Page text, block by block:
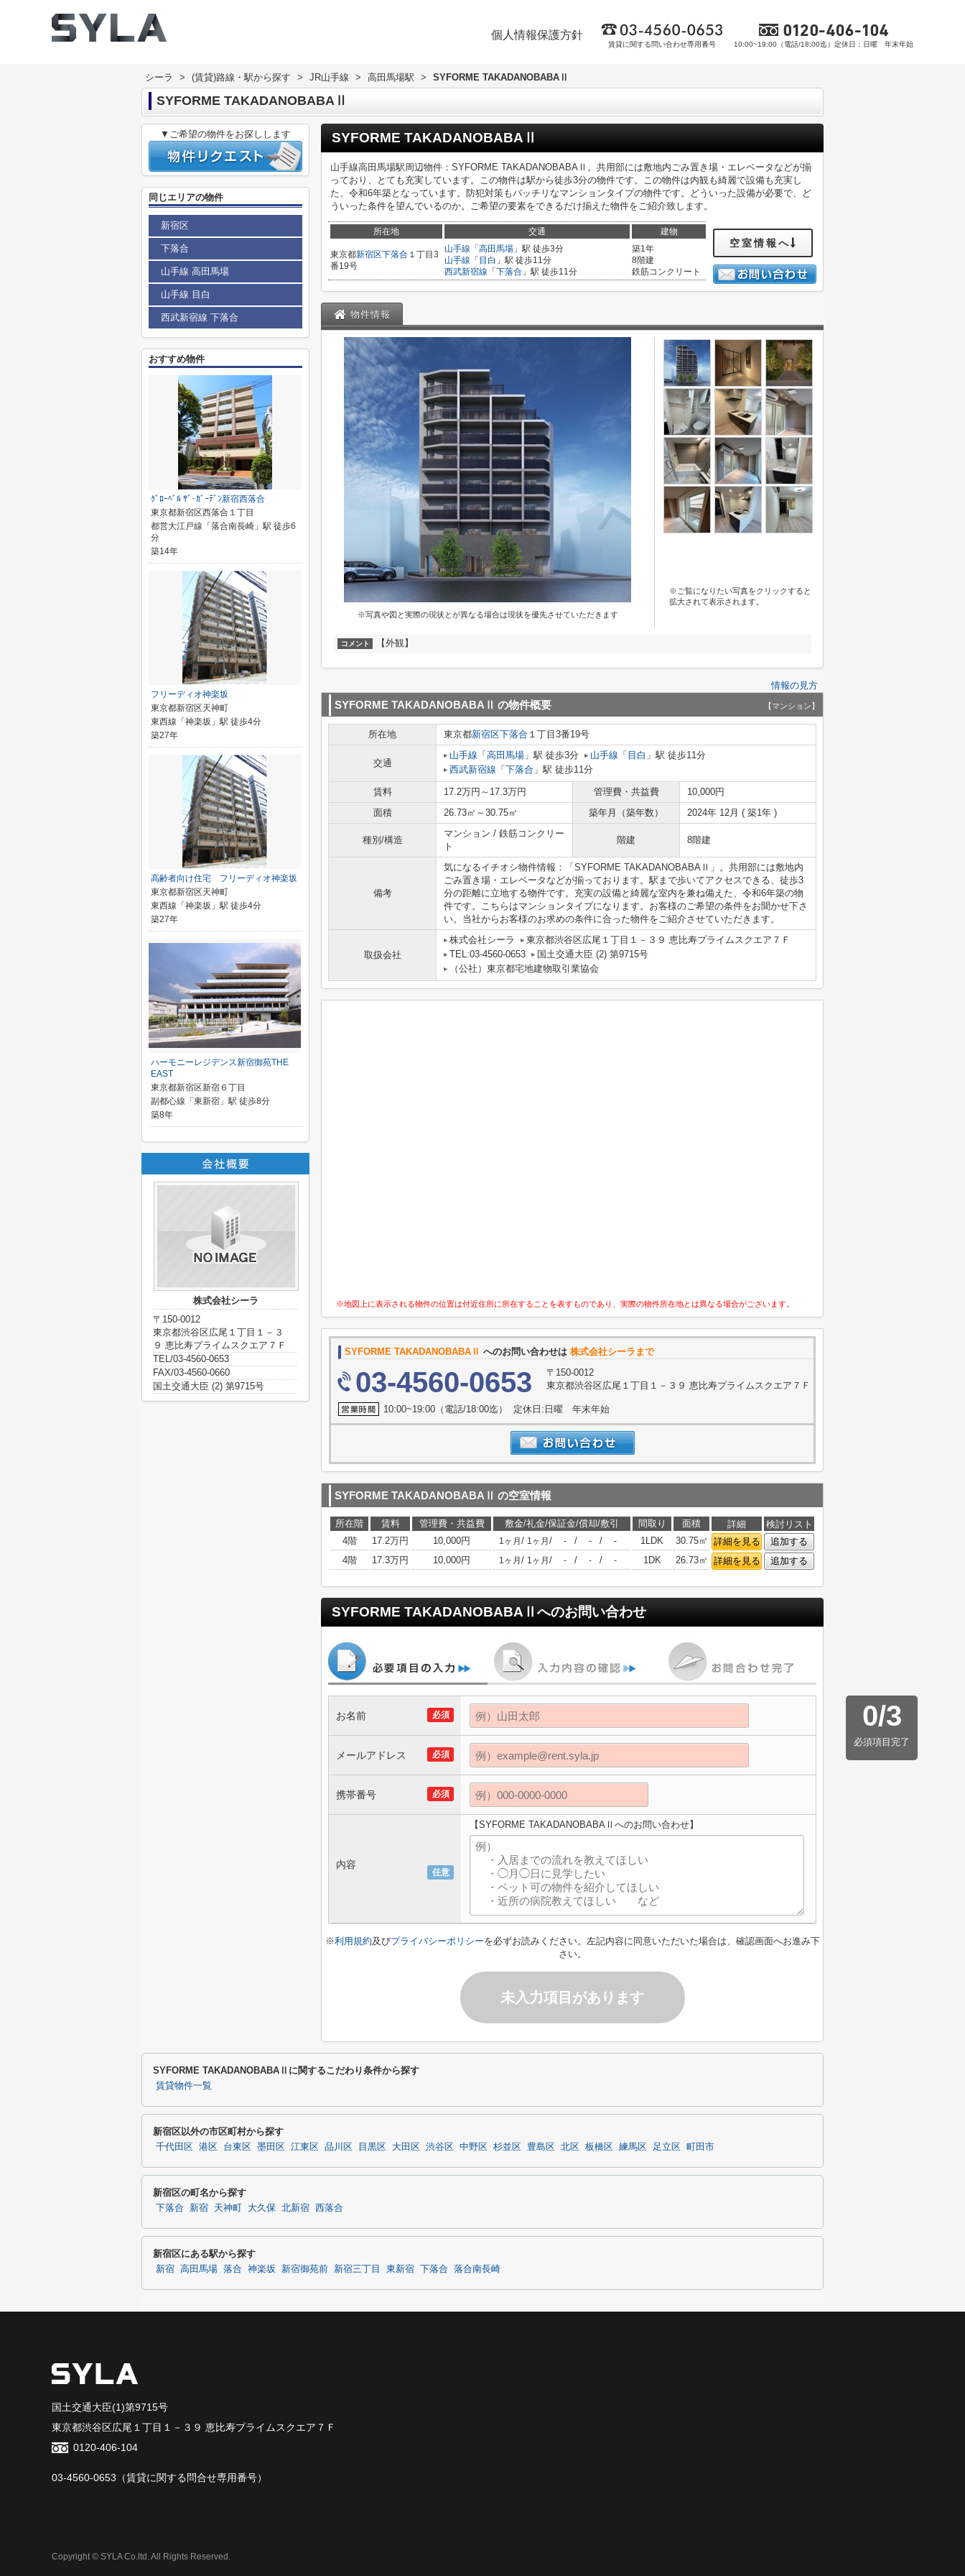
個人情報保護方針
賃貸に関する問い合わせ専用番号 10:00~19:00（電話/18:00迄）定休日：日曜 年末年始
シーラ > (賃貸)路線・駅から探す > JR山手線 > 高田馬場駅 > SYFORME TAKADANOBABAⅡ
SYFORME TAKADANOBABAⅡ
SYFORME TAKADANOBABAⅡ
山手線高田馬場駅周辺物件：SYFORME TAKADANOBABAⅡ。共用部には敷地内ごみ置き場・エレベータなどが揃
っており、とても充実しています。この物件は駅から徒歩3分の物件です。この物件は内観も綺麗で設備も充実し
た、令和6年築となっています。防犯対策もバッチリなマンションタイプの物件です。どういった設備が必要で、ど
ういった条件を望んでいるのか。ご希望の要素をできるだけ揃えた物件をご紹介致します。
所在地 交通 建物
東京都新宿区下落合 １丁目3
番19号
山手線 「 高田馬場 」駅 徒歩3分
山手線 「 目白 」駅 徒歩11分
西武新宿線 「 下落合 」駅 徒歩11分
築1年
8階建
鉄筋コンクリート
空室情報へ
物件情報
※写真や図と実際の現状とが異なる場合は現状を優先させていただきます
※ご覧になりたい写真をクリックすると
拡大されて表示されます。
コメント 【外観】
情報の見方
SYFORME TAKADANOBABAⅡ の物件概要 【マンション】
所在地 東京都新宿区下落合 １丁目3番19号
交通
山手線 「 高田馬場 」駅 徒歩3分 山手線 「 目白 」駅 徒歩11分
西武新宿線 「 下落合 」駅 徒歩11分
賃料 17.2万円～17.3万円 管理費・共益費
10,000円
面積
26.73㎡～30.75㎡ 築年月（築年数） 2024年 12月 ( 築1年 )
種別/構造
マンション / 鉄筋コンクリー
ト
階建 8階建
備考
気になるイチオシ物件情報：「SYFORME TAKADANOBABAⅡ」。共用部には敷地内
ごみ置き場・エレベータなどが揃っております。駅まで歩いてアクセスできる、徒歩3
分の距離に立地する物件です。充実の設備と綺麗な室内を兼ね備えた、令和6年築の物
件です。こちらはマンションタイプになります。お客様のご希望の条件をお聞かせ下さ
い。当社からお客様のお求めの条件に合った物件をご紹介させていただきます。
取扱会社
株式会社シーラ
東京都渋谷区広尾１丁目１－３９ 恵比寿プライムスクエア７Ｆ
TEL:03-4560-0653
国土交通大臣 (2) 第9715号
（公社）東京都宅地建物取引業協会
※地図上に表示される物件の位置は付近住所に所在することを表すものであり、実際の物件所在地とは異なる場合がございます。
SYFORME TAKADANOBABAⅡ へのお問い合わせは 株式会社シーラまで
03-4560-0653
〒150-0012
東京都渋谷区広尾１丁目１－３９ 恵比寿プライムスクエア７Ｆ
10:00~19:00（電話/18:00迄） 定休日:日曜 年末年始
SYFORME TAKADANOBABAⅡ の空室情報
所在階 賃料 管理費・共益費 敷金/礼金/保証金/償却/敷引 間取り 面積 詳細
検討リスト
4階
17.2万円 10,000円 1ヶ月 / 1ヶ月 / - / - / - 1LDK 30.75㎡ 詳細を見る
追加する
4階
17.3万円 10,000円 1ヶ月 / 1ヶ月 / - / - / - 1DK 26.73㎡ 詳細を見る 追加する
SYFORME TAKADANOBABAⅡ へのお問い合わせ
0/3
必須項目完了
必須
お名前
必須
メールアドレス
必須
携帯番号
任意
内容
【SYFORME TAKADANOBABAⅡへのお問い合わせ】
※利用規約及びプライバシーポリシーを必ずお読みください。左記内容に同意いただいた場合は、確認画面へお進み下
さい。
未入力項目があります
▼ご希望の物件をお探しします
同じエリアの物件
新宿区
下落合
山手線 高田馬場
山手線 目白
西武新宿線 下落合
おすすめ物件
ｸﾞﾛｰﾍﾞﾙ ｻﾞ･ｶﾞｰﾃﾞﾝ新宿西落合
東京都新宿区西落合１丁目
都営大江戸線「落合南長崎」駅 徒歩6
分
築14年
フリーディオ神楽坂
東京都新宿区天神町
東西線「神楽坂」駅 徒歩4分
築27年
高齢者向け住宅 フリーディオ神楽坂
東京都新宿区天神町
東西線「神楽坂」駅 徒歩4分
築27年
ハーモニーレジデンス新宿御苑THE
EAST
東京都新宿区新宿６丁目
副都心線「東新宿」駅 徒歩8分
築8年
株式会社シーラ
〒150-0012
東京都渋谷区広尾１丁目１－３
９ 恵比寿プライムスクエア７Ｆ
TEL/03-4560-0653
FAX/03-4560-0660
国土交通大臣 (2) 第9715号
SYFORME TAKADANOBABAⅡに関するこだわり条件から探す
賃貸物件一覧
新宿区以外の市区町村から探す
千代田区 港区 台東区 墨田区 江東区 品川区 目黒区 大田区 渋谷区 中野区 杉並区 豊島区 北区 板橋区 練馬区 足立区 町田市
新宿区の町名から探す
下落合 新宿 天神町 大久保 北新宿 西落合
新宿区にある駅から探す
新宿 高田馬場 落合 神楽坂 新宿御苑前 新宿三丁目 東新宿 下落合 落合南長崎
国土交通大臣(1)第9715号
東京都渋谷区広尾１丁目１－３９ 恵比寿プライムスクエア７Ｆ
0120-406-104
03-4560-0653 （賃貸に関する問合せ専用番号）
Copyright © SYLA Co.ltd. All Rights Reserved.